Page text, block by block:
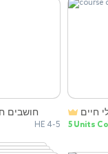
חושבים
HE 4-5
חיים
5 Units